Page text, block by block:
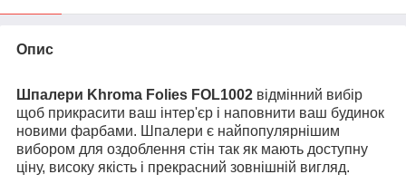
Опис
Шпалери Khroma Folies FOL1002 відмінний вибір
щоб прикрасити ваш інтер'єр і наповнити ваш будинок
новими фарбами. Шпалери є найпопулярнішим
вибором для оздоблення стін так як мають доступну
ціну, високу якість і прекрасний зовнішній вигляд.